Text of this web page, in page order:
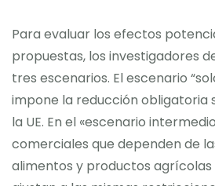
Para evaluar los efectos
propuestas, los investigadores
tres escenarios. El escenario
impone la reducción obligatoria
la UE. En el «escenario
comerciales que dependen de
alimentos y productos agrícolas